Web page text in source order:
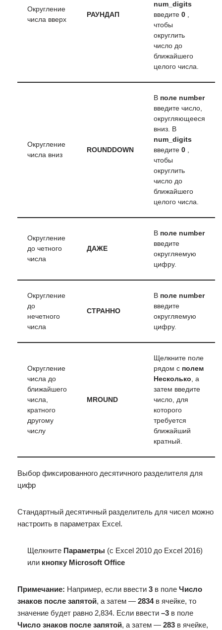
Округление
числа вверх
РАУНДАП
num_digits
введите 0 ,
чтобы
округлить
число до
ближайшего
целого числа.
Округление
числа вниз
ROUNDDOWN
В поле number
введите число,
округляющееся
вниз. В
num_digits
введите 0 ,
чтобы
округлить
число до
ближайшего
целого числа.
Округление
до четного
числа
ДАЖЕ
В поле number
введите
округляемую
цифру.
Округление
до
нечетного
числа
СТРАННО
В поле number
введите
округляемую
цифру.
Округление
числа до
ближайшего
числа,
кратного
другому
числу
MROUND
Щелкните поле
рядом с полем
Несколько, а
затем введите
число, для
которого
требуется
ближайший
кратный.
Выбор фиксированного десятичного разделителя для
цифр
Стандартный десятичный разделитель для чисел можно
настроить в параметрах Excel.
Щелкните Параметры (с Excel 2010 до Excel 2016)
или кнопку Microsoft Office
Примечание: Например, если ввести 3 в поле Число
знаков после запятой, а затем — 2834в ячейке, то
значение будет равно 2,834. Если ввести –3 в поле
Число знаков после запятой, а затем — 283 в ячейке,